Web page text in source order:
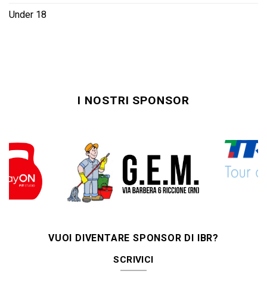
Under 18
I NOSTRI SPONSOR
VUOI DIVENTARE SPONSOR DI IBR?
SCRIVICI